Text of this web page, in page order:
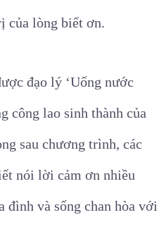
của lòng biết ơn.
đạo lý ‘Uống nước
công lao sinh thành của
sau chương trình, các
nói lời cảm ơn nhiều
và sống chan hòa với